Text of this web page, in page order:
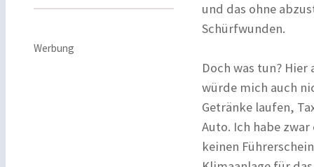
Werbung
und das ohne
Schürfwunden.
Doch was tun?
würde mich auch
Getränke laufen,
Auto. Ich habe
keinen